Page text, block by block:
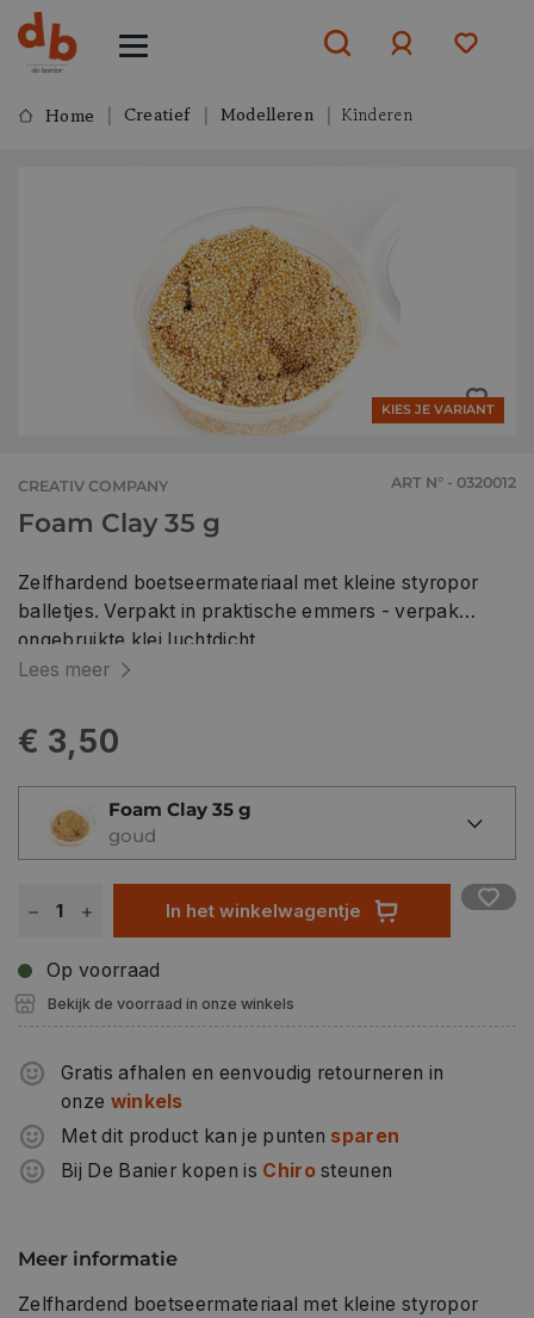
Home Creatief Modelleren Kinderen
KIES JE VARIANT
CREATIV COMPANY ART N° - 0320012
Foam Clay 35 g
Zelfhardend boetseermateriaal met kleine styropor
balletjes. Verpakt in praktische emmers - verpak
ongebruikte klei luchtdicht.
Lees meer
€ 3,50
Foam Clay 35 g
goud
In het winkelwagentje
Op voorraad
Bekijk de voorraad in onze winkels
Gratis afhalen en eenvoudig retourneren in
onze winkels
Met dit product kan je punten sparen
Bij De Banier kopen is Chirosteunen
Meer informatie
Zelfhardend boetseermateriaal met kleine styropor